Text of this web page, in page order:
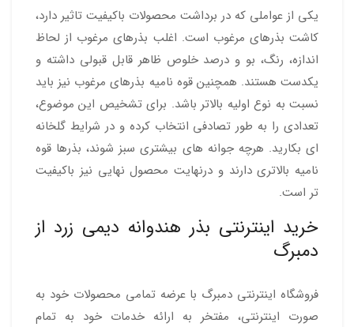
یکی از عواملی که در برداشت محصولات باکیفیت تاثیر دارد،
کاشت بذرهای مرغوب است. اغلب بذرهای مرغوب از لحاظ
اندازه، رنگ، بو و درصد خلوص ظاهر قابل قبولی داشته و
یکدست هستند. همچنین قوه نامیه بذرهای مرغوب نیز باید
نسبت به نوع اولیه بالاتر باشد. برای تشخیص این موضوع،
تعدادی را به طور تصادفی انتخاب کرده و در شرایط گلخانه
ای بکارید. هرچه جوانه های بیشتری سبز شوند، بذرها قوه
نامیه بالاتری دارند و درنهایت محصول نهایی نیز باکیفیت
تر است.
خرید اینترنتی بذر هندوانه دیمی زرد از
دمبرگ
فروشگاه اینترنتی دمبرگ با عرضه تمامی محصولات خود به
صورت اینترنتی، مفتخر به ارائه خدمات خود به تمام